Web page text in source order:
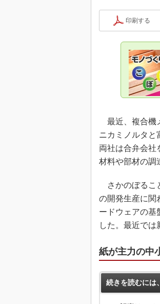
印刷する
最近、複合機
ニカミノルタと
両社は合弁会社
材料や部材の調
さかのぼるこ
の開発生産に関
ードウェアの基
した。最近では
紙が主力の中
続きを読むには、